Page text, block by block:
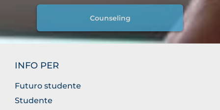
Counseling
INFO PER
Futuro studente
Studente